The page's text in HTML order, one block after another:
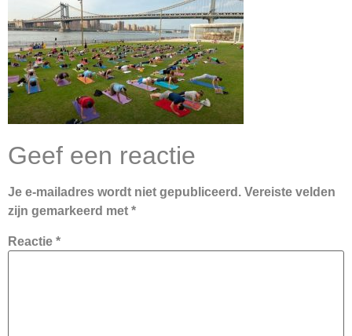
Geef een reactie
Je e-mailadres wordt niet gepubliceerd. Vereiste velden
zijn gemarkeerd met *
Reactie *